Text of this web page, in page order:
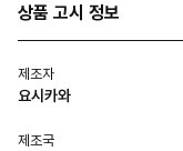
상품 고시 정보
제조자
요시카와
제조국